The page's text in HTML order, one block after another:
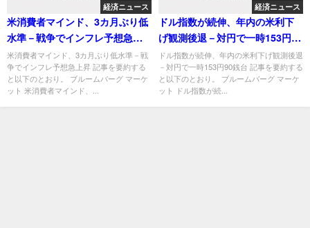
経済ニュース
米消費者マインド、3カ月ぶり低
水準－戦争でインフレ予想急上
昇
米消費者マインド、3カ月ぶり低水準－戦
争でインフレ予想急上昇 記事を要約する
と以下のとおり。 ブルームバーグ マーケ
ット 米消費者マインド、...
経済ニュース
ドル指数が続伸、年内の米利下
げ観測後退－対円で一時153円90
銭台
ドル指数が続伸、年内の米利下げ観測後退
－対円で一時153円90銭台 記事を要約する
と以下のとおり。 ブルームバーグ マーケ
ット ドル指数が続...